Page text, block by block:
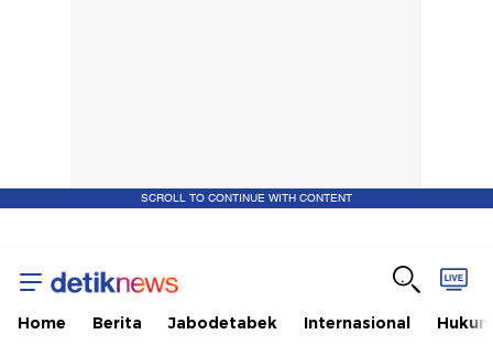
SCROLL TO CONTINUE WITH CONTENT
Home Berita Jabodetabek Internasional Hukum